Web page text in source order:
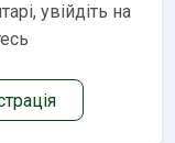
увійдіть на